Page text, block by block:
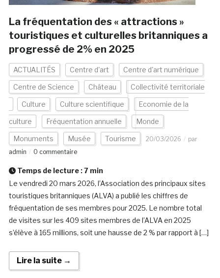
La fréquentation des « attractions »
touristiques et culturelles britanniques a
progressé de 2% en 2025
ACTUALITÉS Centre d'art Centre d'art numérique
Centre de Science Château Collectivité territoriale
Culture Culture scientifique Economie de la
culture Fréquentation annuelle Monde
Monuments Musée Tourisme 20/03/2026
par
admin
0 commentaire
Temps de lecture :7 min
Le vendredi 20 mars 2026, l’Association des principaux sites
touristiques britanniques (ALVA) a publié les chiffres de
fréquentation de ses membres pour 2025. Le nombre total
de visites sur les 409 sites membres de l’ALVA en 2025
s’élève à 165 millions, soit une hausse de 2 % par rapport à […]
Lire la suite →